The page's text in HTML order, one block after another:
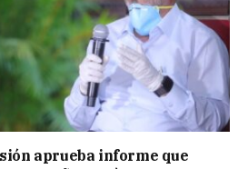
aprueba informe que